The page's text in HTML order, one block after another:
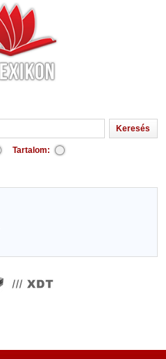
Tartalom: